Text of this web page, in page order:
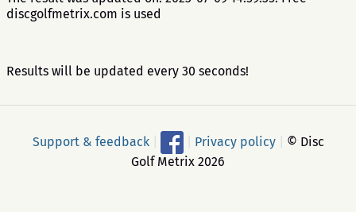
discgolfmetrix.com is used
Results will be updated every 30 seconds!
Support & feedback Privacy policy
© Disc
Golf Metrix 2026